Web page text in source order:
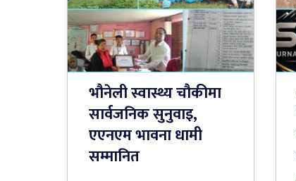
भौनेली स्वास्थ्य चौकीमा
सार्वजनिक सुनुवाइ,
एएनएम भावना धामी
सम्मानित